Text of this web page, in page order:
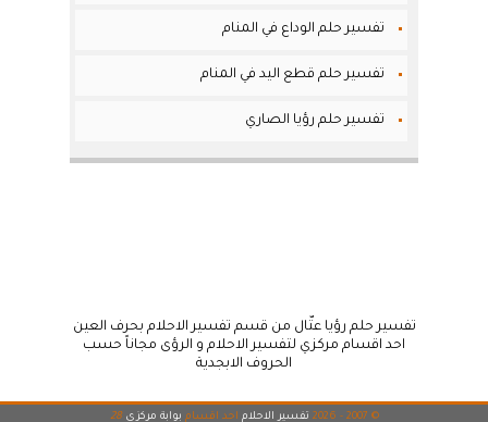
تفسير حلم الوداع في المنام
تفسير حلم قطع اليد في المنام
تفسير حلم رؤيا الصاري
تفسير حلم رؤيا عتّال من قسم تفسير الاحلام بحرف العين
احد اقسام مركزي لتفسير الاحلام و الرؤى مجاناً حسب
الحروف الابجدية
© 2007 - 2026 تفسير الاحلام احد اقسام بوابة مركزي 28